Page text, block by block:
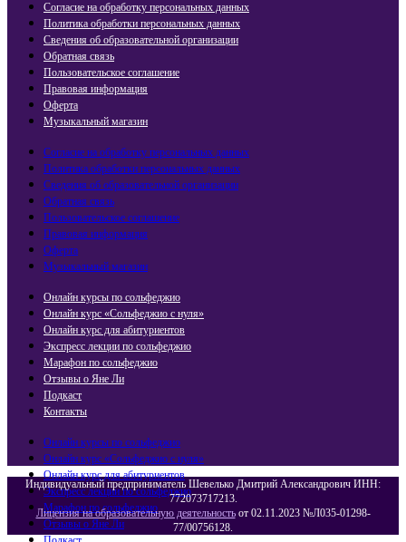
Согласие на обработку персональных данных
Политика обработки персональных данных
Сведения об образовательной организации
Обратная связь
Пользовательское соглашение
Правовая информация
Оферта
Музыкальный магазин
Согласие на обработку персональных данных
Политика обработки персональных данных
Сведения об образовательной организации
Обратная связь
Пользовательское соглашение
Правовая информация
Оферта
Музыкальный магазин
Онлайн курсы по сольфеджио
Онлайн курс «Сольфеджио с нуля»
Онлайн курс для абитуриентов
Экспресс лекции по сольфеджио​
Марафон по сольфеджио
Отзывы о Яне Ли
Подкаст
Контакты
Онлайн курсы по сольфеджио
Онлайн курс «Сольфеджио с нуля»
Онлайн курс для абитуриентов
Экспресс лекции по сольфеджио​
Марафон по сольфеджио
Отзывы о Яне Ли
Индивидуальный предприниматель Шевелько Дмитрий Александрович ИНН:
772073717213.
Лицензия на образовательную деятельностьот 02.11.2023 №Л035-01298-
77/00756128.